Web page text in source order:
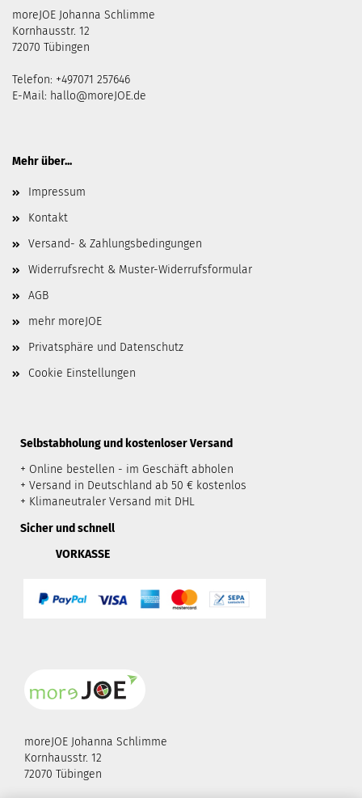
moreJOE Johanna Schlimme
Kornhausstr. 12
72070 Tübingen
Telefon: +497071 257646
E-Mail: hallo@moreJOE.de
Mehr über...
Impressum
Kontakt
Versand- & Zahlungsbedingungen
Widerrufsrecht & Muster-Widerrufsformular
AGB
mehr moreJOE
Privatsphäre und Datenschutz
Cookie Einstellungen
​Selbstabholung und kostenloser Versand
+ Online bestellen - im Geschäft abholen
+ Versand in Deutschland ab 50 € kostenlos
+ Klimaneutraler Versand mit DHL
Sicher und schnell
VORKASSE
moreJOE Johanna Schlimme
Kornhausstr. 12
72070 Tübingen